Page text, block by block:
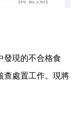
發現的不合格食
查處置工作。現將